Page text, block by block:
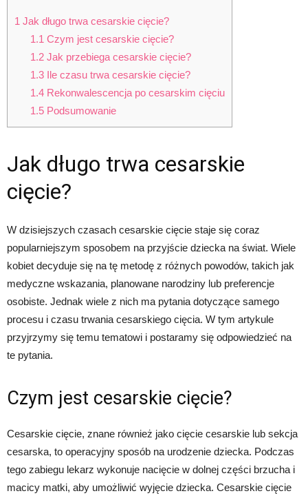
1 Jak długo trwa cesarskie cięcie?
1.1 Czym jest cesarskie cięcie?
1.2Jak przebiega cesarskie cięcie?
1.3Ile czasu trwa cesarskie cięcie?
1.4Rekonwalescencja po cesarskim cięciu
1.5Podsumowanie
Jak długo trwa cesarskie
cięcie?
W dzisiejszych czasach cesarskie cięcie staje się coraz
popularniejszym sposobem na przyjście dziecka na świat. Wiele
kobiet decyduje się na tę metodę z różnych powodów, takich jak
medyczne wskazania, planowane narodziny lub preferencje
osobiste. Jednak wiele z nich ma pytania dotyczące samego
procesu i czasu trwania cesarskiego cięcia. W tym artykule
przyjrzymy się temu tematowi i postaramy się odpowiedzieć na
te pytania.
Czym jest cesarskie cięcie?
Cesarskie cięcie, znane również jako cięcie cesarskie lub sekcja
cesarska, to operacyjny sposób na urodzenie dziecka. Podczas
tego zabiegu lekarz wykonuje nacięcie w dolnej części brzucha i
macicy matki, aby umożliwić wyjęcie dziecka. Cesarskie cięcie